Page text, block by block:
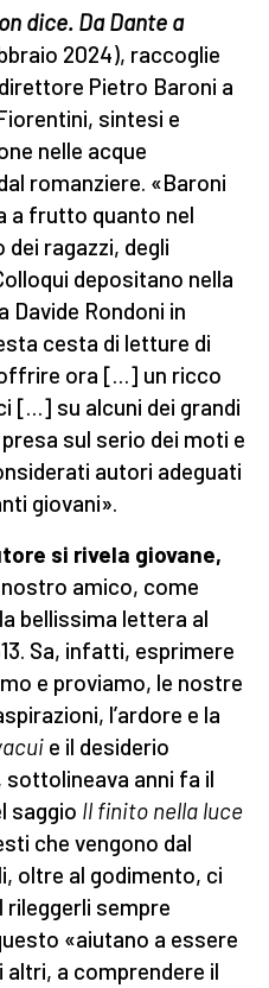
dice. Da Dante a
2024), raccoglie
Pietro Baroni a
sintesi e
nelle acque
romanziere. «Baroni
a frutto quanto nel
ragazzi, degli
depositano nella
Davide Rondoni in
cesta di letture di
ora […] un ricco
[…] su alcuni dei grandi
sul serio dei moti e
autori adeguati
giovani».
si rivela giovane,
nostro amico, come
bellissima lettera al
Sa, infatti, esprimere
e proviamo, le nostre
l’ardore e la
e il desiderio
sottolineava anni fa il
saggio Il finito nella luce
che vengono dal
oltre al godimento, ci
rileggerli sempre
«aiutano a essere
a comprendere il